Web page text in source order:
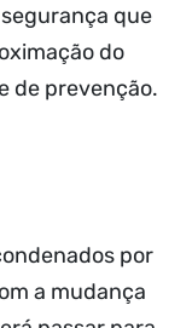
que
do
de prevenção.
por
a mudança